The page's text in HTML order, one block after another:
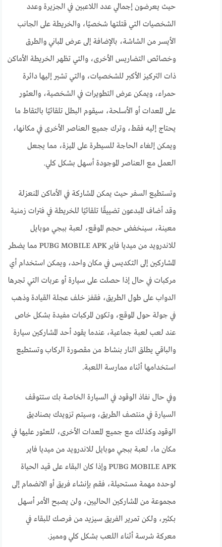
حيث يعرضون إجمالي عدد اللاعبين في الجزيرة وعدد
الشخصيات التي قتلتها شخصيًا، والخريطة على الجانب
الأيسر من الشاشة، بالإضافة إلى عرض المباني والطرق
وخصائص التضاريس الأخرى، والتي تظهر الخريطة الأماكن
ذات التركيز الأكبر للشخصيات، والتي تشير إليها دائرة
حمراء، ويمكن عرض التطويرات في الشخصية، والعثور
على المعدات أو الأسلحة، سيقوم البطل تلقائيًا بالتقاط ما
يحتاج إليه فقط، وترك جميع العناصر الأخرى في مكانها،
ويمكن إلغاء الحاجة للسيطرة على الميزة، مما يجعل
العمل مع العناصر الموجودة أسهل بشكل كلي.
وتستطيع السفر حيث يمكن المشاركة في الأماكن المنعزلة
وقد أضاف المبدعون تضييقًا تلقائيًا للخريطة في فترات زمنية
معينة، سينخفض ​​حجم الموقع، لعبة ببجي موبايل
للاندرويد من ميديا فاير PUBG MOBILE APK مما يضطر
المشاركين إلى التكديس في مكان واحد، ويمكن استخدام أي
مركبات في حال إذا حصلت على سيارة أو عربات التي تجرها
الدواب على طول الطريق، فقفز خلف عجلة القيادة وذهب
في جولة حول الموقع، وتكون المركبات مفيدة بشكل خاص
عند لعب لعبة جماعية، عندما يقود أحد المشاركين سيارة
والباقي يطلق النار بنشاط من مقصورة الركاب وتستطيع
استخدامها أثناء ممارسة اللعبة.
وفي حال نفاذ الوقود في السيارة الخاصة بك ستتوقف
السيارة في منتصف الطريق، وسيتم تزويدك بصناديق
الوقود وكذلك مع جميع المعدات الأخرى، للعثور عليها في
مكان ما، لعبة ببجي موبايل للاندرويد من ميديا فاير
PUBG MOBILE APK وإذا كان البقاء على قيد الحياة
لوحده مهمة مستحيلة، فقم بإنشاء فريق أو الانضمام إلى
مجموعة من المشاركين الحاليين، ولن يصبح الأمر أسهل
بكثير، ولكن تمرير الفريق سيزيد من فرصك للبقاء في
معركة شرسة أثناء اللعب بشكل كلي ومميز.